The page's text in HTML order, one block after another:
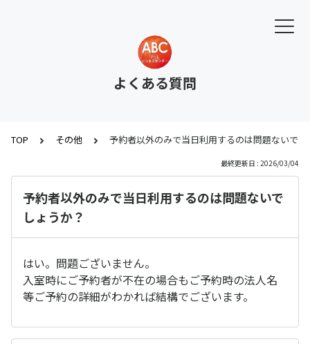
よくある質問
TOP その他 予約者以外のみで当日利用するのは問題ないで
最終更新日 : 2026/03/04
予約者以外のみで当日利用するのは問題ないで
しょうか？
はい。問題ございません。
入室時にご予約者が不在の場合もご予約時の法人名
等ご予約の詳細がわかれば結構でございます。